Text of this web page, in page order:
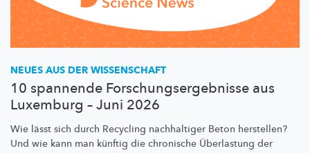
NEUES AUS DER WISSENSCHAFT
10 spannende Forschungsergebnisse aus
Luxemburg – Juni 2026
Wie lässt sich durch Recycling nachhaltiger Beton herstellen?
Und wie kann man künftig die chronische Überlastung der